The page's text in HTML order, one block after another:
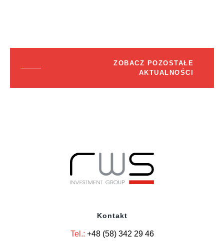
ZOBACZ POZOSTAŁE
AKTUALNOŚCI
Kontakt
Tel.: +48 (58) 342 29 46